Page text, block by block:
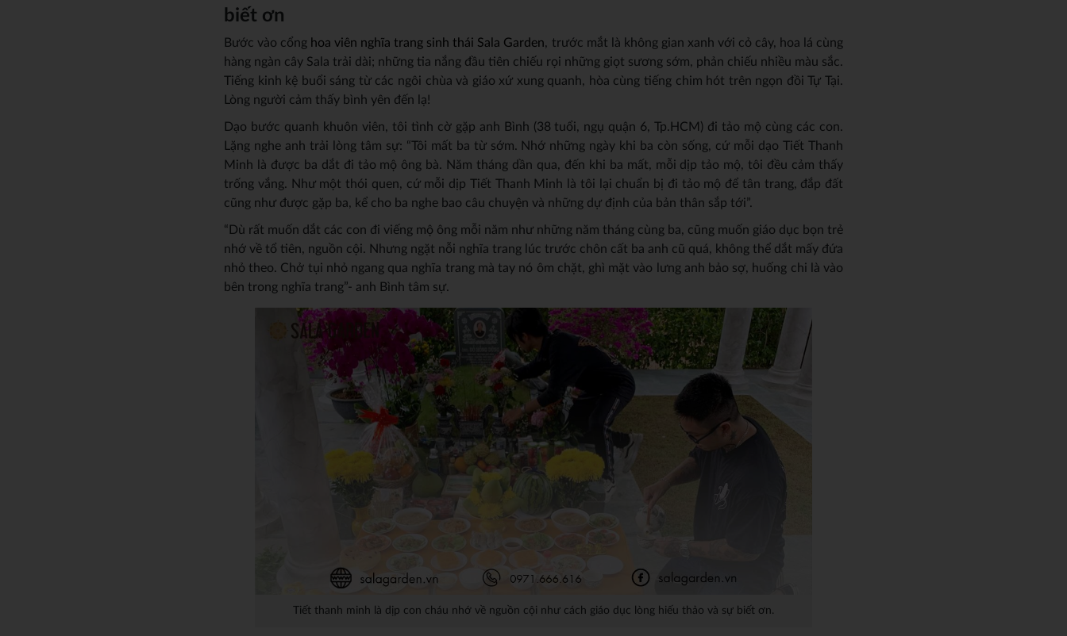
biết ơn
Bước vào cổng hoa viên nghĩa trang sinh thái Sala Garden, trước mắt là không gian xanh với cỏ cây, hoa lá cùng
hàng ngàn cây Sala trải dài; những tia nắng đầu tiên chiếu rọi những giọt sương sớm, phản chiếu nhiều màu sắc.
Tiếng kinh kệ buổi sáng từ các ngôi chùa và giáo xứ xung quanh, hòa cùng tiếng chim hót trên ngọn đồi Tự Tại.
Lòng người cảm thấy bình yên đến lạ!
Dạo bước quanh khuôn viên, tôi tình cờ gặp anh Bình (38 tuổi, ngụ quận 6, Tp.HCM) đi tảo mộ cùng các con.
Lặng nghe anh trải lòng tâm sự: “Tôi mất ba từ sớm. Nhớ những ngày khi ba còn sống, cứ mỗi dạo Tiết Thanh
Minh là được ba dắt đi tảo mộ ông bà. Năm tháng dần qua, đến khi ba mất, mỗi dịp tảo mộ, tôi đều cảm thấy
trống vắng. Như một thói quen, cứ mỗi dịp Tiết Thanh Minh là tôi lại chuẩn bị đi tảo mộ để tân trang, đắp đất
cũng như được gặp ba, kể cho ba nghe bao câu chuyện và những dự định của bản thân sắp tới”.
“Dù rất muốn dắt các con đi viếng mộ ông mỗi năm như những năm tháng cùng ba, cũng muốn giáo dục bọn trẻ
nhớ về tổ tiên, nguồn cội. Nhưng ngặt nỗi nghĩa trang lúc trước chôn cất ba anh cũ quá, không thể dắt mấy đứa
nhỏ theo. Chở tụi nhỏ ngang qua nghĩa trang mà tay nó ôm chặt, ghì mặt vào lưng anh bảo sợ, huống chi là vào
bên trong nghĩa trang”- anh Bình tâm sự.
Tiết thanh minh là dịp con cháu nhớ về nguồn cội như cách giáo dục lòng hiếu thảo và sự biết ơn.